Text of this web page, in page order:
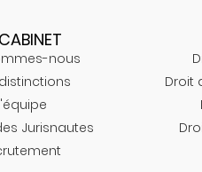
nous
Jurisnautes
Droit